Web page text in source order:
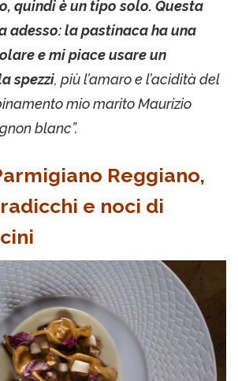
quindi è un tipo solo. Questa
adesso: la pastinaca ha una
e mi piace usare un
spezzi, più l’amaro e l’acidità del
mio marito Maurizio
blanc”.
Reggiano,
e noci di